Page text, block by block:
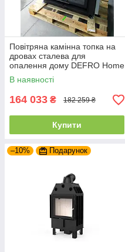
Повітряна камінна топка на
дровах сталева для
опалення дому DEFRO Home
PORTAL ME G з підйомними
дверцятами
В наявності
164 033 ₴ 182 259 ₴
Купити
–10% Подарунок